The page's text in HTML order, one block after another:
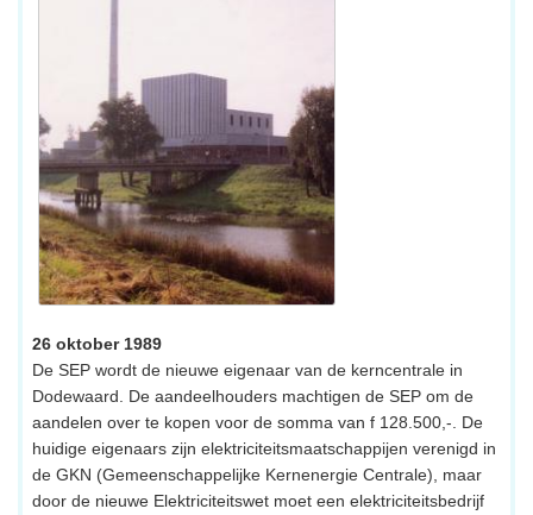
26 oktober 1989
De SEP wordt de nieuwe eigenaar van de kerncentrale in
Dodewaard. De aandeelhouders machtigen de SEP om de
aandelen over te kopen voor de somma van f 128.500,-. De
huidige eigenaars zijn elektriciteitsmaatschappijen verenigd in
de GKN (Gemeenschappelijke Kernenergie Centrale), maar
door de nieuwe Elektriciteitswet moet een elektriciteitsbedrijf